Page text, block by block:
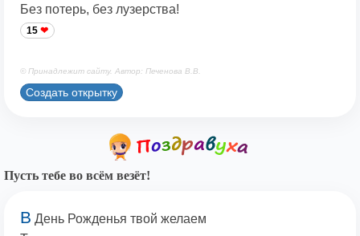
Без потерь, без лузерства!
15
© Принадлежит сайту. Автор: Печенова В.В.
Создать открытку
Пусть тебе во всём везёт!
В День Рожденья твой желаем